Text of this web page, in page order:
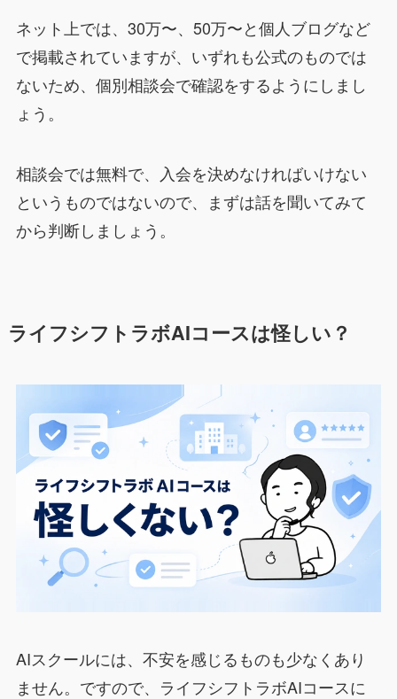
ネット上では、30万〜、50万〜と個人ブログなど
で掲載されていますが、いずれも公式のものでは
ないため、個別相談会で確認をするようにしまし
ょう。
相談会では無料で、入会を決めなければいけない
というものではないので、まずは話を聞いてみて
から判断しましょう。
ライフシフトラボAIコースは怪しい？
AIスクールには、不安を感じるものも少なくあり
ません。ですので、ライフシフトラボAIコースに